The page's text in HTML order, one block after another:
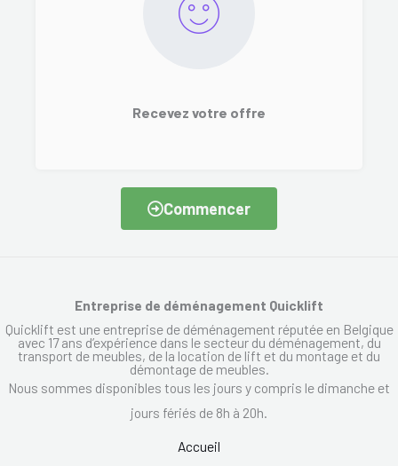
Recevez votre offre
Commencer
Entreprise de déménagement Quicklift
Quicklift est une entreprise de déménagement réputée en Belgique
avec 17 ans d’expérience dans le secteur du déménagement, du
transport de meubles, de la location de lift et du montage et du
démontage de meubles.
Nous sommes disponibles tous les jours y compris le dimanche et
jours fériés de 8h à 20h.
Accueil